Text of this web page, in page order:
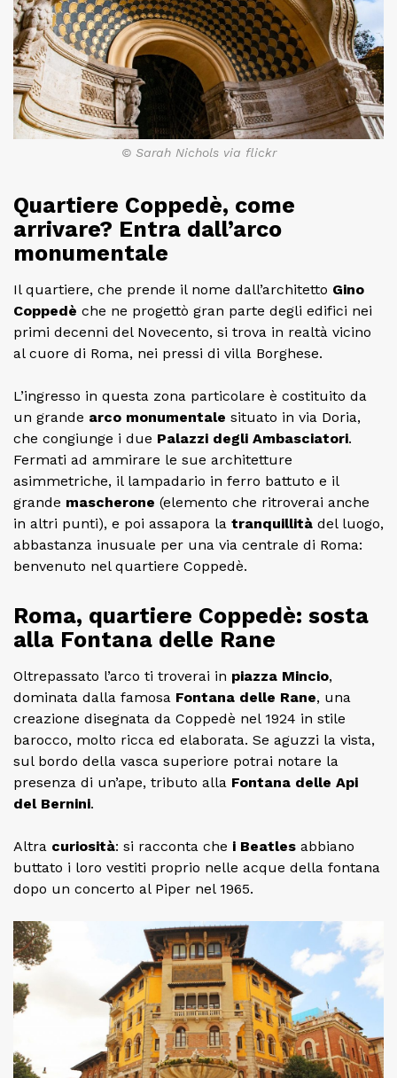
© Sarah Nichols via flickr
Quartiere Coppedè, come
arrivare? Entra dall’arco
monumentale
Il quartiere, che prende il nome dall’architetto Gino
Coppedè che ne progettò gran parte degli edifici nei
primi decenni del Novecento, si trova in realtà vicino
al cuore di Roma, nei pressi di villa Borghese.
L’ingresso in questa zona particolare è costituito da
un grande arco monumentale situato in via Doria,
che congiunge i due Palazzi degli Ambasciatori.
Fermati ad ammirare le sue architetture
asimmetriche, il lampadario in ferro battuto e il
grande mascherone (elemento che ritroverai anche
in altri punti), e poi assapora la tranquillità del luogo,
abbastanza inusuale per una via centrale di Roma:
benvenuto nel quartiere Coppedè.
Roma, quartiere Coppedè: sosta
alla Fontana delle Rane
Oltrepassato l’arco ti troverai in piazza Mincio,
dominata dalla famosa Fontana delle Rane, una
creazione disegnata da Coppedè nel 1924 in stile
barocco, molto ricca ed elaborata. Se aguzzi la vista,
sul bordo della vasca superiore potrai notare la
presenza di un’ape, tributo alla Fontana delle Api
del Bernini.
Altra curiosità: si racconta che i Beatles abbiano
buttato i loro vestiti proprio nelle acque della fontana
dopo un concerto al Piper nel 1965.